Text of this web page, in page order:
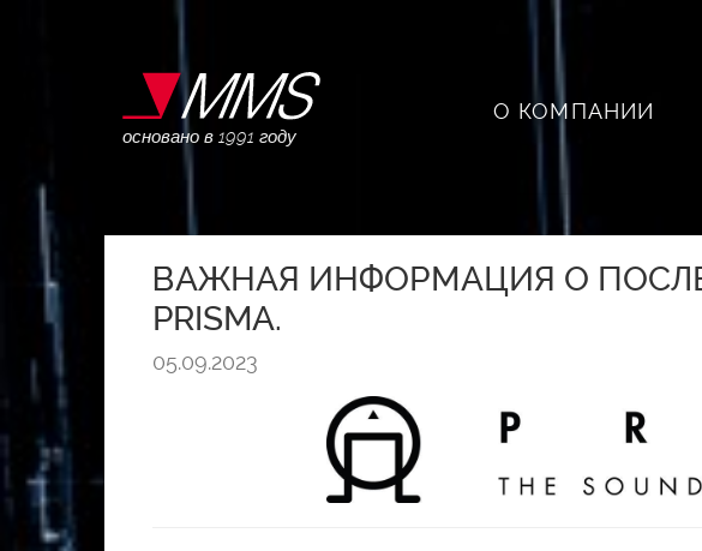
основано в 1991 году
О КОМПАНИИ
ВАЖНАЯ ИНФОРМАЦИЯ О
PRISMA.
05.09.2023